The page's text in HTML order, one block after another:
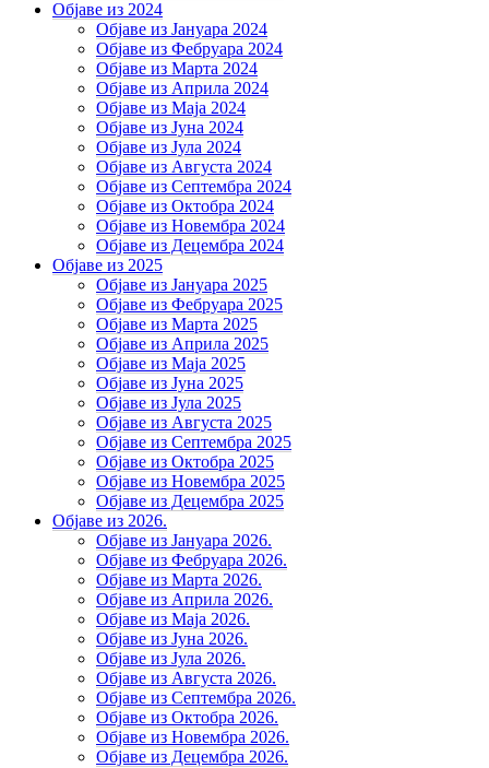
Објаве из 2024
Објаве из Јануара 2024
Објаве из Фебруара 2024
Објаве из Марта 2024
Објаве из Априла 2024
Објаве из Маја 2024
Објаве из Јуна 2024
Објаве из Јула 2024
Објаве из Августа 2024
Објаве из Септембра 2024
Објаве из Октобра 2024
Објаве из Новембра 2024
Објаве из Децембра 2024
Објаве из 2025
Објаве из Јануара 2025
Објаве из Фебруара 2025
Објаве из Марта 2025
Објаве из Априла 2025
Објаве из Маја 2025
Објаве из Јуна 2025
Објаве из Јула 2025
Објаве из Августа 2025
Објаве из Септембра 2025
Објаве из Октобра 2025
Објаве из Новембра 2025
Објаве из Децембра 2025
Објаве из 2026.
Објаве из Јануара 2026.
Објаве из Фебруара 2026.
Објаве из Марта 2026.
Објаве из Априла 2026.
Објаве из Маја 2026.
Објаве из Јуна 2026.
Објаве из Јула 2026.
Објаве из Августа 2026.
Објаве из Септембра 2026.
Објаве из Октобра 2026.
Објаве из Новембра 2026.
Објаве из Децембра 2026.